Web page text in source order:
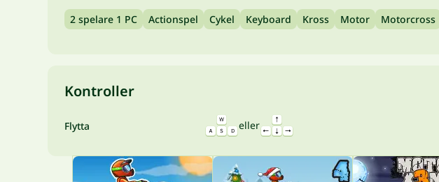
2 spelare 1 PC Actionspel Cykel Keyboard Kross Motor Motorcross
Kontroller
Flytta eller